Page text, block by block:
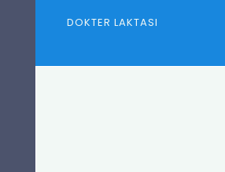
DOKTER LAKTASI